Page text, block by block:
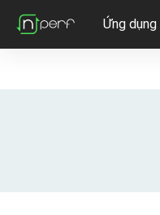
Ứng dụng